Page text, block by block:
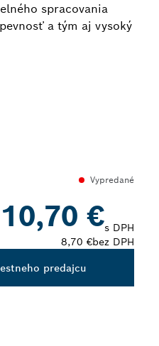
spracovania
a tým aj vysoký
Vypredané
10,70 €s DPH
8,70 €bez DPH
predajcu